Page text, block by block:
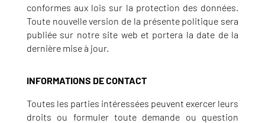
conformes aux lois sur la protection des données.
Toute nouvelle version de la présente politique sera
publiée sur notre site web et portera la date de la
dernière mise à jour.
INFORMATIONS DE CONTACT
Toutes les parties intéressées peuvent exercer leurs
droits ou formuler toute demande ou question